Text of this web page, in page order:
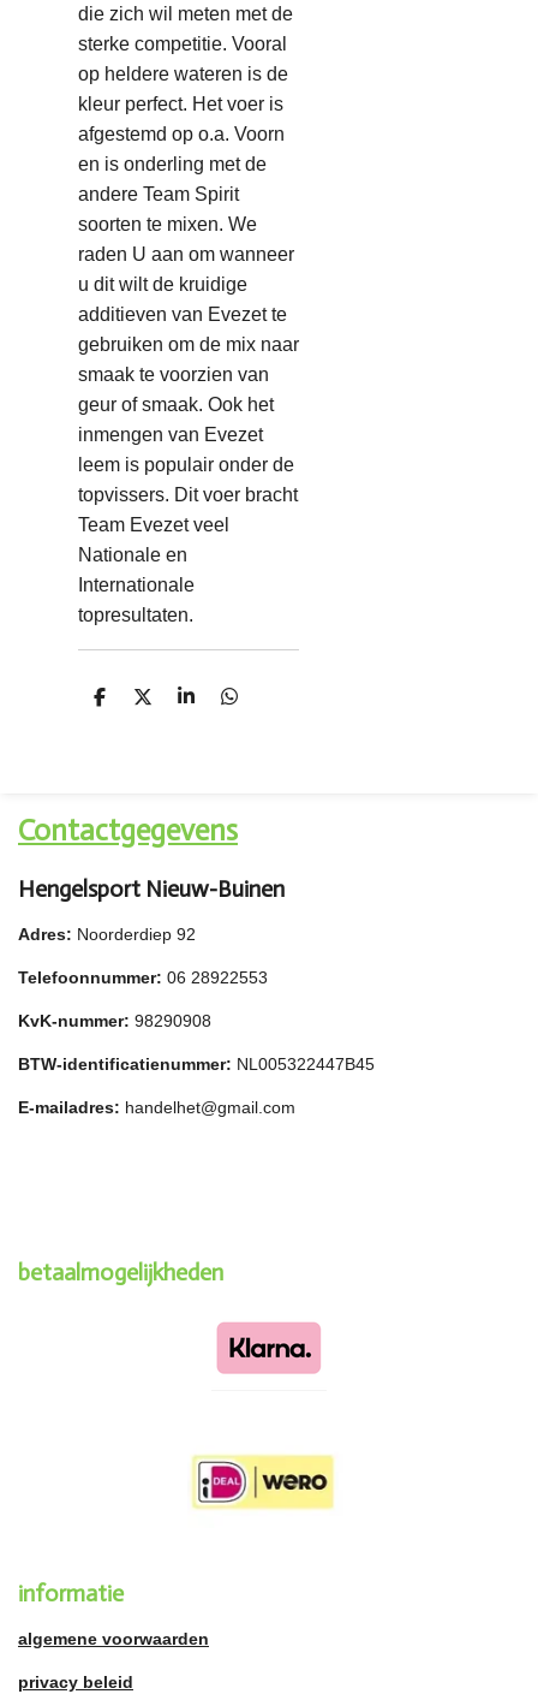
die zich wil meten met de
sterke competitie. Vooral
op heldere wateren is de
kleur perfect. Het voer is
afgestemd op o.a. Voorn
en is onderling met de
andere Team Spirit
soorten te mixen. We
raden U aan om wanneer
u dit wilt de kruidige
additieven van Evezet te
gebruiken om de mix naar
smaak te voorzien van
geur of smaak. Ook het
inmengen van Evezet
leem is populair onder de
topvissers. Dit voer bracht
Team Evezet veel
Nationale en
Internationale
topresultaten.
D
D
S
D
Contactgegevens
Hengelsport Nieuw-Buinen
Adres: Noorderdiep 92
Telefoonnummer: 06 28922553
KvK-nummer: 98290908
BTW-identificatienummer: NL005322447B45
E-mailadres: handelhet@gmail.com
betaalmogelijkheden
informatie
algemene voorwaarden
privacy beleid